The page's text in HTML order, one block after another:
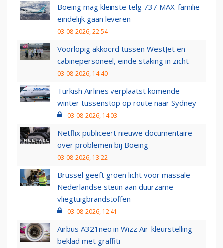
Boeing mag kleinste telg 737 MAX-familie
eindelijk gaan leveren
03-08-2026, 22:54
Voorlopig akkoord tussen WestJet en
cabinepersoneel, einde staking in zicht
03-08-2026, 14:40
Turkish Airlines verplaatst komende
winter tussenstop op route naar Sydney
03-08-2026, 14:03
Netflix publiceert nieuwe documentaire
over problemen bij Boeing
03-08-2026, 13:22
Brussel geeft groen licht voor massale
Nederlandse steun aan duurzame
vliegtuigbrandstoffen
03-08-2026, 12:41
Airbus A321neo in Wizz Air-kleurstelling
beklad met graffiti